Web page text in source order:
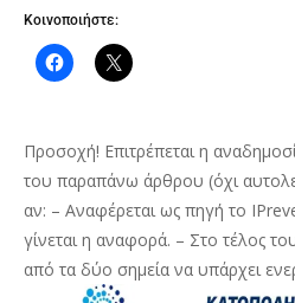
Κοινοποιήστε:
Προσοχή! Επιτρέπεται η
του παραπάνω άρθρου (όχι
αν: – Αναφέρεται ως πηγή το
γίνεται η αναφορά. – Στο τέλος
από τα δύο σημεία να υπάρχει